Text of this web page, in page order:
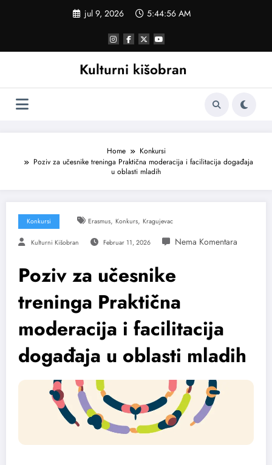
jul 9, 2026 5:44:57 AM
Kulturni kišobran
Home
Konkursi
Poziv za učesnike treninga Praktična moderacija i facilitacija događaja
u oblasti mladih
Konkursi Erasmus, Konkurs, Kragujevac
Kulturni Kišobran Februar 11, 2026
Poziv za učesnike
treninga Praktična
moderacija i facilitacija
događaja u oblasti mladih